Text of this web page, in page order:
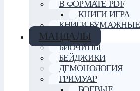
В ФОРМАТЕ PDF
КНИГИ ИГРА
КНИГИ БУМАЖНЫЕ
МАНДАЛЫ
БИОЧИПЫ
БЕЙДЖИКИ
ДЕМОНОЛОГИЯ
ГРИМУАР